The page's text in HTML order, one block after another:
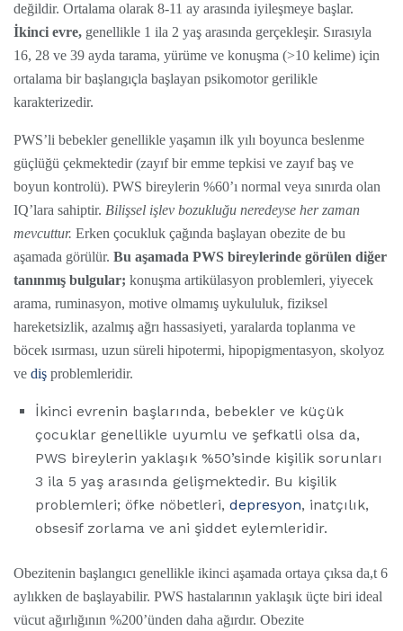
değildir. Ortalama olarak 8-11 ay arasında iyileşmeye başlar.
İkinci evre, genellikle 1 ila 2 yaş arasında gerçekleşir. Sırasıyla
16, 28 ve 39 ayda tarama, yürüme ve konuşma (>10 kelime) için
ortalama bir başlangıçla başlayan psikomotor gerilikle
karakterizedir.
PWS’li bebekler genellikle yaşamın ilk yılı boyunca beslenme
güçlüğü çekmektedir (zayıf bir emme tepkisi ve zayıf baş ve
boyun kontrolü). PWS bireylerin %60’ı normal veya sınırda olan
IQ’lara sahiptir. Bilişsel işlev bozukluğu neredeyse her zaman
mevcuttur. Erken çocukluk çağında başlayan obezite de bu
aşamada görülür. Bu aşamada PWS bireylerinde görülen diğer
tanınmış bulgular; konuşma artikülasyon problemleri, yiyecek
arama, ruminasyon, motive olmamış uykululuk, fiziksel
hareketsizlik, azalmış ağrı hassasiyeti, yaralarda toplanma ve
böcek ısırması, uzun süreli hipotermi, hipopigmentasyon, skolyoz
ve diş problemleridir.
İkinci evrenin başlarında, bebekler ve küçük
çocuklar genellikle uyumlu ve şefkatli olsa da,
PWS bireylerin yaklaşık %50’sinde kişilik sorunları
3 ila 5 yaş arasında gelişmektedir. Bu kişilik
problemleri; öfke nöbetleri, depresyon, inatçılık,
obsesif zorlama ve ani şiddet eylemleridir.
Obezitenin başlangıcı genellikle ikinci aşamada ortaya çıksa da,t 6
aylıkken de başlayabilir. PWS hastalarının yaklaşık üçte biri ideal
vücut ağırlığının %200’ünden daha ağırdır. Obezite